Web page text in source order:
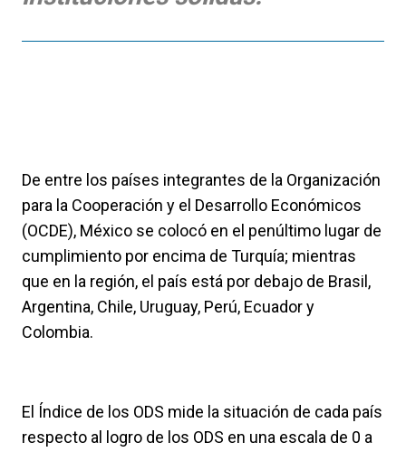
De entre los países integrantes de la Organización
para la Cooperación y el Desarrollo Económicos
(OCDE), México se colocó en el penúltimo lugar de
cumplimiento por encima de Turquía; mientras
que en la región, el país está por debajo de Brasil,
Argentina, Chile, Uruguay, Perú, Ecuador y
Colombia.
El Índice de los ODS mide la situación de cada país
respecto al logro de los ODS en una escala de 0 a